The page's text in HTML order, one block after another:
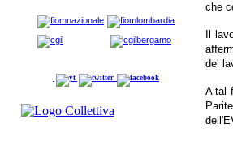
che
Il
del
A tal